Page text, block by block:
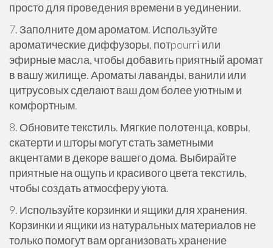
просто для проведения времени в уединении.
7. Заполните дом ароматом. Используйте
ароматические диффузоры, потpourri или
эфирные масла, чтобы добавить приятный аромат
в вашу жилище. Ароматы лаванды, ванили или
цитрусовых сделают ваш дом более уютным и
комфортным.
8. Обновите текстиль. Мягкие полотенца, ковры,
скатерти и шторы могут стать заметными
акцентами в декоре вашего дома. Выбирайте
приятные на ощупь и красивого цвета текстиль,
чтобы создать атмосферу уюта.
9. Используйте корзинки и ящики для хранения.
Корзинки и ящики из натуральных материалов не
только помогут вам организовать хранение